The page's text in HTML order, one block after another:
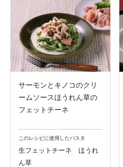
サーモンとキノコのクリ
ームソースほうれん草の
フェットチーネ
このレシピに使用したパスタ
生フェットチーネ ほうれ
ん草